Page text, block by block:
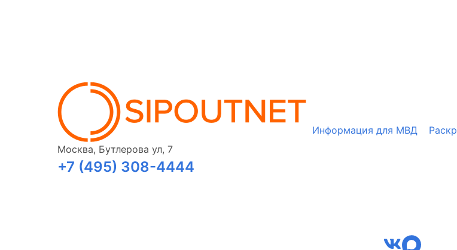
Москва, Бутлерова ул, 7
+7 (495) 308-4444
Информация для МВД